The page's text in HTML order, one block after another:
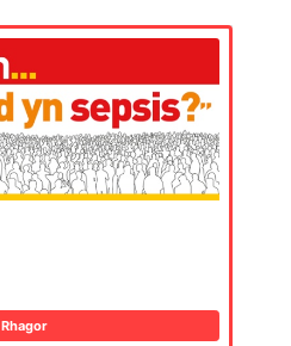
Rhagor